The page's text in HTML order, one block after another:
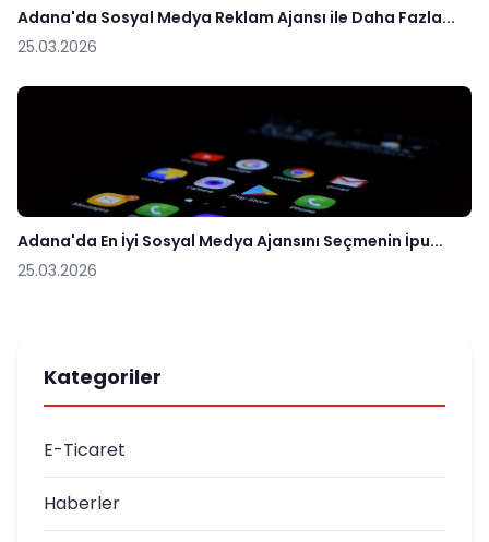
Adana'da Sosyal Medya Reklam Ajansı ile Daha Fazla...
25.03.2026
Adana'da En İyi Sosyal Medya Ajansını Seçmenin İpu...
25.03.2026
Kategoriler
E-Ticaret
Haberler